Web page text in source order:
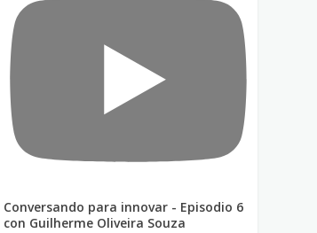
Conversando para innovar - Episodio 6
con Guilherme Oliveira Souza